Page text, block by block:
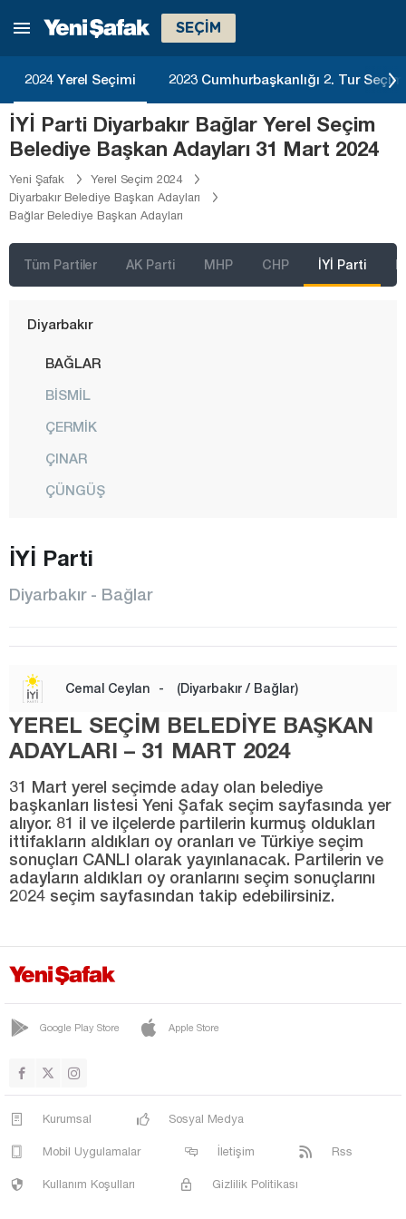
SEÇİM
2024 Yerel Seçimi 2023 Cumhurbaşkanlığı 2. Tur
İYİ Parti Diyarbakır Bağlar Yerel Seçim
Belediye Başkan Adayları 31 Mart 2024
Yeni Şafak
Yerel Seçim 2024
Diyarbakır Belediye Başkan Adayları
Bağlar Belediye Başkan Adayları
Tüm Partiler AK Parti MHP CHP İYİ Parti
Bingöl
Burdur
Bursa
Çanakkale
Çankırı
Denizli
Diyarbakır
BAĞLAR
BİSMİL
ÇERMİK
ÇINAR
ÇÜNGÜŞ
EĞİL
ERGANİ
HAZRO
KAYAPINAR
KULP
SİLVAN
SUR
YENİŞEHİR
Düzce
Elazığ
Erzurum
Gaziantep
Giresun
Gümüşhane
Hakkari
İYİ Parti
Diyarbakır - Bağlar
Cemal Ceylan - (Diyarbakır / Bağlar)
YEREL SEÇİM BELEDİYE BAŞKAN
ADAYLARI – 31 MART 2024
31 Mart yerel seçimde aday olan belediye
başkanları listesi Yeni Şafak seçim sayfasında yer
alıyor. 81 il ve ilçelerde partilerin kurmuş oldukları
ittifakların aldıkları oy oranları ve Türkiye seçim
sonuçları CANLI olarak yayınlanacak. Partilerin ve
adayların aldıkları oy oranlarını seçim sonuçlarını
2024 seçim sayfasından takip edebilirsiniz.
Google Play Store Apple Store
Kurumsal Sosyal Medya
Mobil Uygulamalar İletişim Rss
Kullanım Koşulları Gizlilik Politikası